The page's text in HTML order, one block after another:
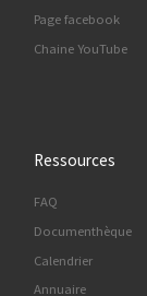
Page facebook
Chaine YouTube
Ressources
FAQ
Documenthèque
Calendrier
Annuaire